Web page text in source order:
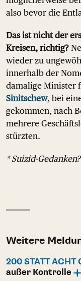
also bevor die
Das ist nicht der
Kreisen, richtig?
wieder zu
innerhalb der
damalige Minister
Sinitschew, bei
gekommen, nach
mehrere
stürzten.
* Suizid-Gedanken?
Weitere
200 STATT ACHT
außer Kontrolle